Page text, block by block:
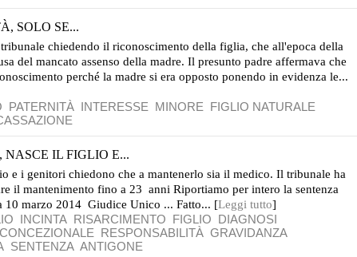
SOLO SE...
chiedendo il riconoscimento della figlia, che all'epoca della
del mancato assenso della madre. Il presunto padre affermava che
perché la madre si era opposto ponendo in evidenza le...
PATERNITÀ INTERESSE MINORE FIGLIO NATURALE
IL FIGLIO E...
e i genitori chiedono che a mantenerlo sia il medico. Il tribunale ha
il mantenimento fino a 23 anni Riportiamo per intero la sentenza
10 marzo 2014 Giudice Unico ... Fatto... [Leggi tutto]
INCINTA RISARCIMENTO FIGLIO DIAGNOSI
RESPONSABILITÀ GRAVIDANZA
SENTENZA ANTIGONE